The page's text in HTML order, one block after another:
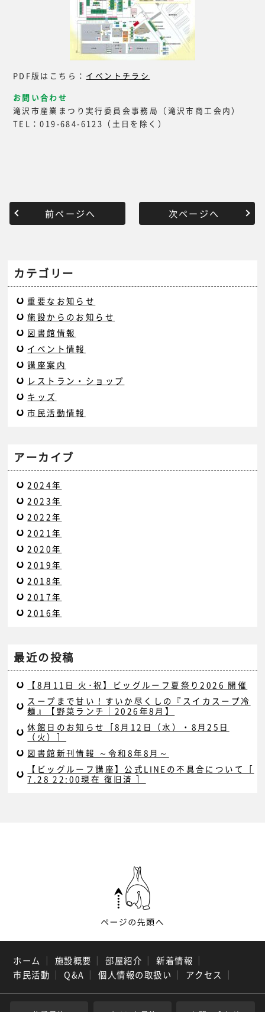
PDF版はこちら： イベントチラシ
お問い合わせ
滝沢市産業まつり実行委員会事務局（滝沢市商工会内）
TEL：019-684-6123（土日を除く）
前ページへ 次ページへ
カテゴリー
重要なお知らせ
施設からのお知らせ
図書館情報
イベント情報
講座案内
レストラン・ショップ
キッズ
市民活動情報
アーカイブ
2024年
2023年
2022年
2021年
2020年
2019年
2018年
2017年
2016年
最近の投稿
【8月11日 火･祝】ビッグルーフ夏祭り2026 開催
スープまで甘い！すいか尽くしの『スイカスープ冷
麺』【野菜ランチ｜2026年8月】
休館日のお知らせ［8月12日（水）・8月25日
（火）］
図書館新刊情報 ～令和8年8月～
【ビッグルーフ講座】公式LINEの不具合について［
7.28 22:00現在 復旧済 ］
ホーム ｜ 施設概要 ｜ 部屋紹介 ｜ 新着情報 ｜
市民活動 ｜ Q&A ｜ 個人情報の取扱い ｜ アクセス ｜